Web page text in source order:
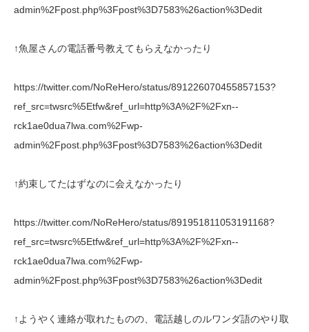
admin%2Fpost.php%3Fpost%3D7583%26action%3Dedit
↑魚屋さんの電話番号教えてもらえなかったり
https://twitter.com/NoReHero/status/891226070455857153?
ref_src=twsrc%5Etfw&ref_url=http%3A%2F%2Fxn--
rck1ae0dua7lwa.com%2Fwp-
admin%2Fpost.php%3Fpost%3D7583%26action%3Dedit
↑約束してたはずなのに会えなかったり
https://twitter.com/NoReHero/status/891951811053191168?
ref_src=twsrc%5Etfw&ref_url=http%3A%2F%2Fxn--
rck1ae0dua7lwa.com%2Fwp-
admin%2Fpost.php%3Fpost%3D7583%26action%3Dedit
↑ようやく連絡が取れたものの、電話越しのルワンダ語のやり取